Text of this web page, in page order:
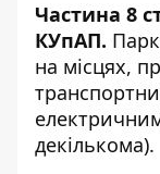
Частина 8
КУпАП.
на місцях,
декількома).